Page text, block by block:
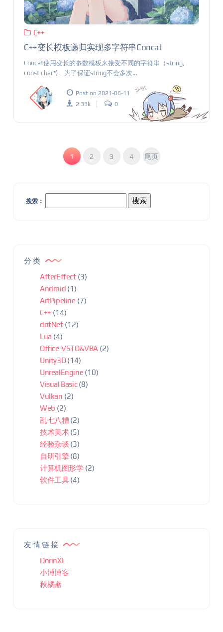
C++
C++变长模板递归实现多字符串Concat
Concat使用变长的参数模板来接受不同的字符串（string,
const char*)，为了保证string不会多次...
Post on 2021-06-11
2.33k
0
1 2 3 4 尾页
搜索：
分类
AfterEffect(3)
Android (1)
ArtPipeline (7)
C++ (14)
dotNet(12)
Lua (4)
Office-VSTO&VBA (2)
Unity3D(14)
UnrealEngine (10)
Visual Basic(8)
Vulkan (2)
Web (2)
乱七八糟(2)
技术美术(5)
经验杂谈 (3)
自研引擎 (8)
计算机图形学 (2)
软件工具(4)
友情链接
DorinXL
小博博客
秋橘斋